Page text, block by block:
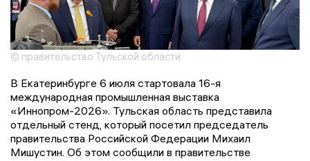
© правительство Тульской области
В Екатеринбурге 6 июля стартовала 16-я
международная промышленная выставка
«Иннопром-2026». Тульская область представила
отдельный стенд, который посетил председатель
правительства Российской Федерации Михаил
Мишустин. Об этом сообщили в правительстве